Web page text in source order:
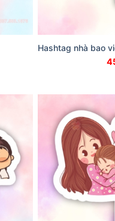
Hashtag nhà bao